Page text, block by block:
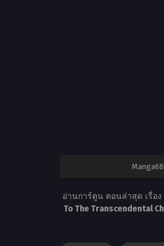
อ่านการ์ตูน ตอนล่าสุด เรื่อง
To The Transcendental